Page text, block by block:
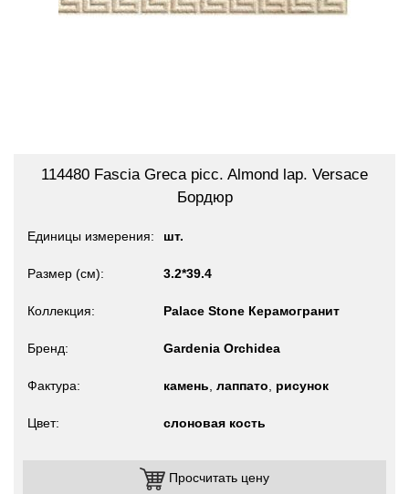
114480 Fascia Greca picc. Almond lap. Versace
Бордюр
Единицы измерения шт.
Размер (см) 3.2*39.4
Коллекция Palace Stone Керамогранит
Бренд Gardenia Orchidea
Фактура камень лаппато рисунок
Цвет слоновая кость
Просчитать цену